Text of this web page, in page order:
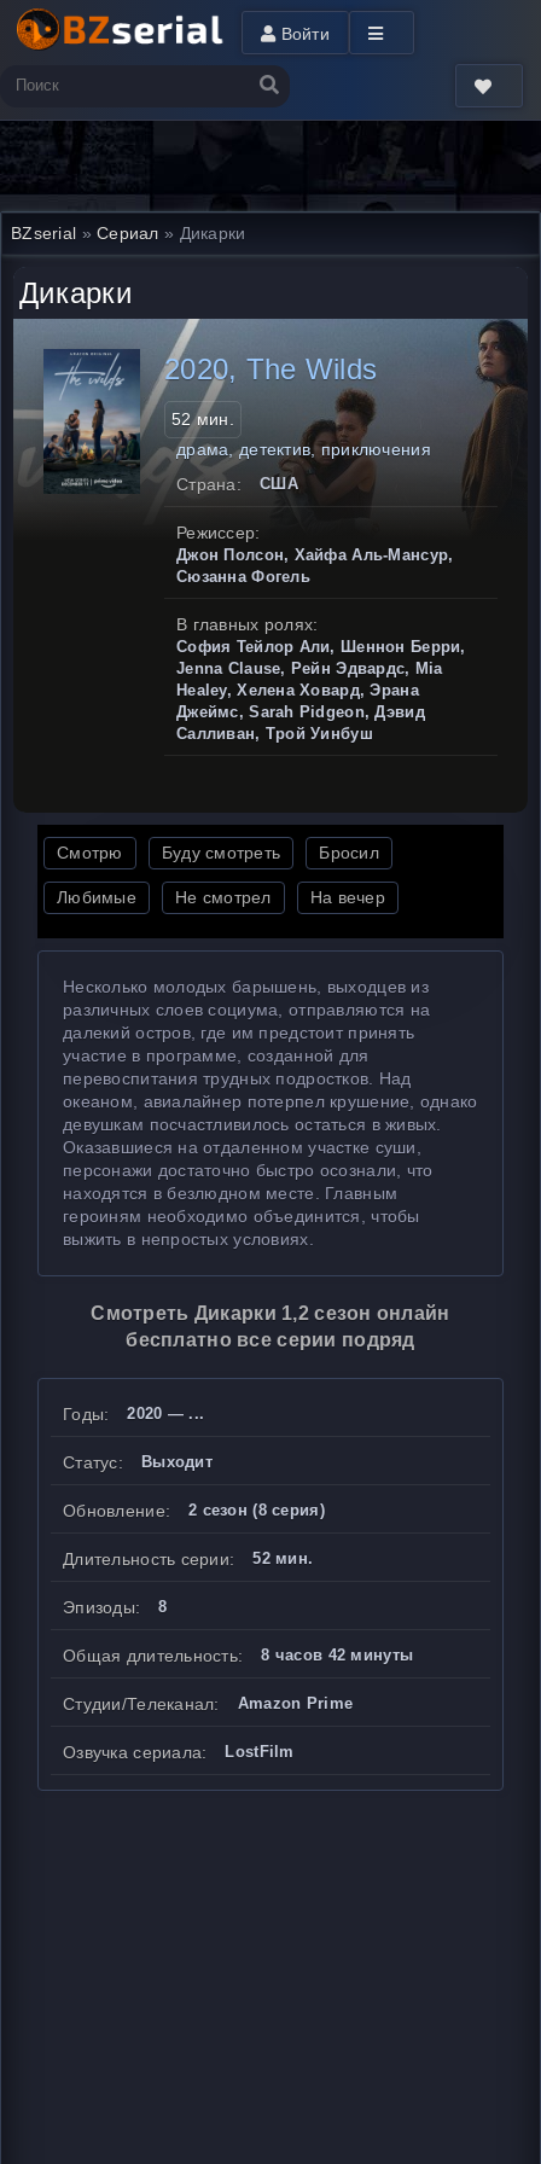
Войти
BZserial »Сериал » Дикарки
Дикарки
2020, The Wilds
52 мин.
драма, детектив, приключения
Страна:
США
Режиссер:
Джон Полсон, Хайфа Аль-Мансур,
Сюзанна Фогель
В главных ролях:
София Тейлор Али, Шеннон Берри,
Jenna Clause, Рейн Эдвардс, Mia
Healey, Хелена Ховард, Эрана
Джеймс, Sarah Pidgeon, Дэвид
Салливан, Трой Уинбуш
Смотрю Буду смотреть Бросил
Любимые Не смотрел На вечер
Несколько молодых барышень, выходцев из
различных слоев социума, отправляются на
далекий остров, где им предстоит принять
участие в программе, созданной для
перевоспитания трудных подростков. Над
океаном, авиалайнер потерпел крушение, однако
девушкам посчастливилось остаться в живых.
Оказавшиеся на отдаленном участке суши,
персонажи достаточно быстро осознали, что
находятся в безлюдном месте. Главным
героиням необходимо объединится, чтобы
выжить в непростых условиях.
Смотреть Дикарки 1,2 сезон онлайн
бесплатно все серии подряд
Годы: 2020 — ...
Статус: Выходит
Обновление: 2 сезон (8 серия)
Длительность серии: 52 мин.
Эпизоды: 8
Общая длительность: 8 часов 42 минуты
Студии/Телеканал: Amazon Prime
Озвучка сериала: LostFilm